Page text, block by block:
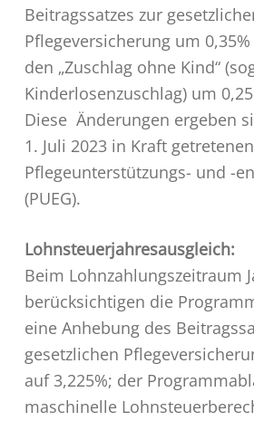
Beitragssatzes zur
Pflegeversicherung um
den „Zuschlag ohne Kind“
Kinderlosenzuschlag) um
Diese Änderungen ergeben
1. Juli 2023 in Kraft getretenen
Pflegeunterstützungs- und -
(PUEG).
Lohnsteuerjahresausgleich:
Beim Lohnzahlungszeitraum
berücksichtigen die
eine Anhebung des
gesetzlichen
auf 3,225%; der
maschinelle